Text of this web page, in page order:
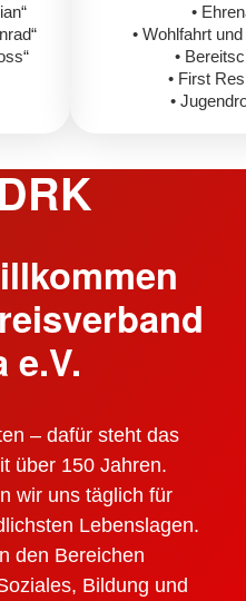
•
• Wohlfahrt
•
• First
•
e.V.
– dafür steht das
über 150 Jahren.
wir uns täglich für
Lebenslagen.
den Bereichen
Bildung und